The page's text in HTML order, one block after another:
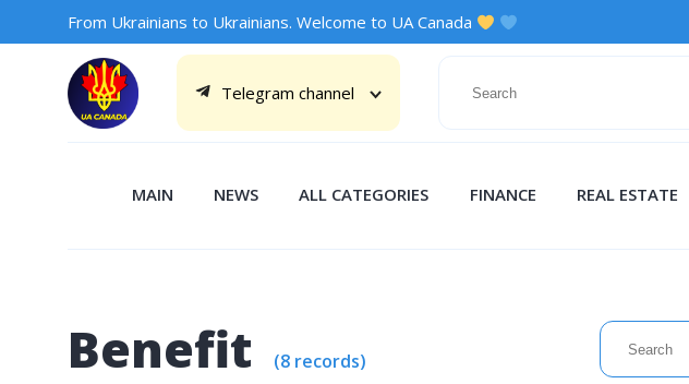
From Ukrainians to Ukrainians. Welcome to UA Canada
Telegram channel
MAIN NEWS ALL CATEGORIES FINANCE REAL ESTATE
Benefit (8 records)